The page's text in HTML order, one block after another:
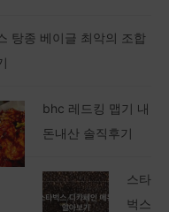
탕종 베이글 최악의 조합
bhc 레드킹 맵기 내
돈내산 솔직후기
스타
벅스